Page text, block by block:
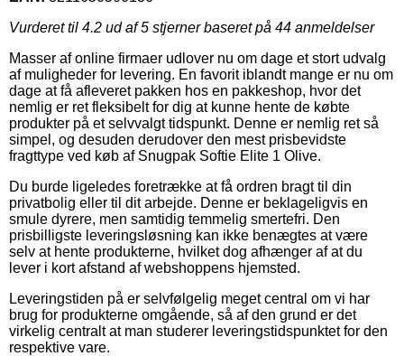
Vurderet til 4.2 ud af 5 stjerner baseret på 44 anmeldelser
Masser af online firmaer udlover nu om dage et stort udvalg
af muligheder for levering. En favorit iblandt mange er nu om
dage at få afleveret pakken hos en pakkeshop, hvor det
nemlig er ret fleksibelt for dig at kunne hente de købte
produkter på et selvvalgt tidspunkt. Denne er nemlig ret så
simpel, og desuden derudover den mest prisbevidste
fragttype ved køb af Snugpak Softie Elite 1 Olive.
Du burde ligeledes foretrække at få ordren bragt til din
privatbolig eller til dit arbejde. Denne er beklageligvis en
smule dyrere, men samtidig temmelig smertefri. Den
prisbilligste leveringsløsning kan ikke benægtes at være
selv at hente produkterne, hvilket dog afhænger af at du
lever i kort afstand af webshoppens hjemsted.
Leveringstiden på er selvfølgelig meget central om vi har
brug for produkterne omgående, så af den grund er det
virkelig centralt at man studerer leveringstidspunktet for den
respektive vare.